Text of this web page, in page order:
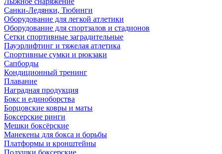
Санки-Ледянки, Тюбинги
Оборудование для легкой атлетики
Оборудование для спортзалов и стадионов
Сетки спортивные заградительные
Пауэрлифтинг и тяжелая атлетика
Спортивные сумки и рюкзаки
Сапборды
Кондиционный тренинг
Плавание
Наградная продукция
Бокс и единоборства
Борцовские ковры и маты
Боксерские ринги
Мешки боксёрские
Манекены для бокса и борьбы
Платформы и кронштейны
Подушки боксерские